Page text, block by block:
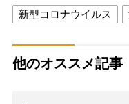
新型コロナウイルス
他のオススメ記事